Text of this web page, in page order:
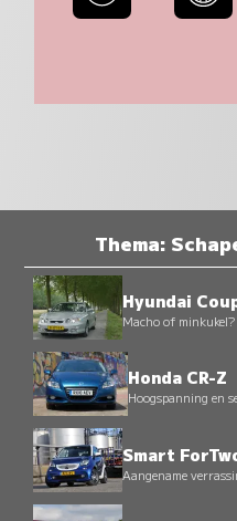
Thema:
Hyundai
Macho of minkukel?
Honda CR-Z
Hoogspanning en
Smart
Aangename